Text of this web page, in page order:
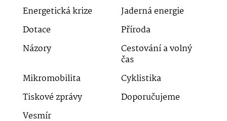
Energetická krize
Jaderná energie
Dotace
Příroda
Názory
Cestování a volný
čas
Mikromobilita
Cyklistika
Tiskové zprávy
Doporučujeme
Vesmír